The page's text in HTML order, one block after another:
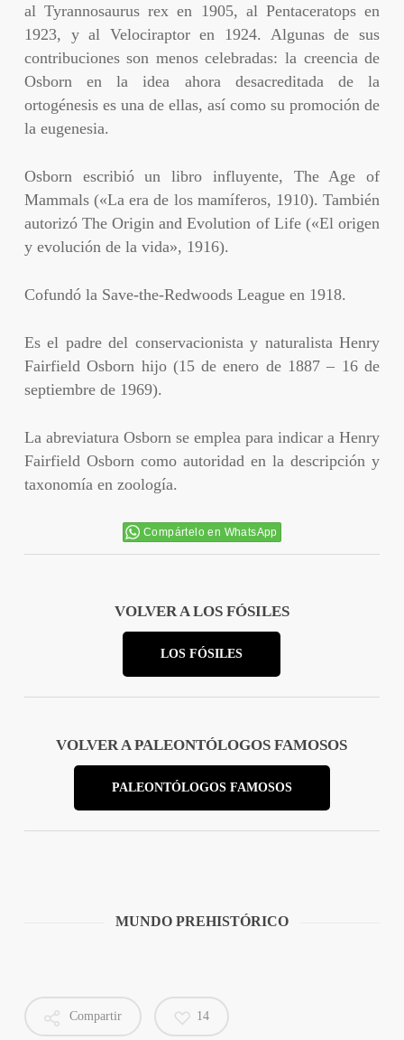
al Tyrannosaurus rex en 1905, al Pentaceratops en
1923, y al Velociraptor en 1924. Algunas de sus
contribuciones son menos celebradas: la creencia de
Osborn en la idea ahora desacreditada de la
ortogénesis es una de ellas, así como su promoción de
la eugenesia.
Osborn escribió un libro influyente, The Age of
Mammals («La era de los mamíferos, 1910). También
autorizó The Origin and Evolution of Life («El origen
y evolución de la vida», 1916).
Cofundó la Save-the-Redwoods League en 1918.
Es el padre del conservacionista y naturalista Henry
Fairfield Osborn hijo (15 de enero de 1887 – 16 de
septiembre de 1969).
La abreviatura Osborn se emplea para indicar a Henry
Fairfield Osborn como autoridad en la descripción y
taxonomía en zoología.
Compártelo en WhatsApp
VOLVER A LOS FÓSILES
LOS FÓSILES
VOLVER A PALEONTÓLOGOS FAMOSOS
PALEONTÓLOGOS FAMOSOS
MUNDO PREHISTÓRICO
Compartir 14